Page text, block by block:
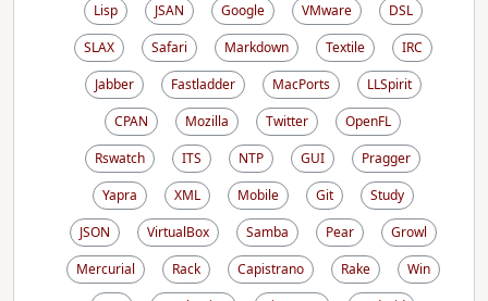
Lisp
JSAN Google VMware
DSL
SLAX
Safari Markdown Textile
IRC
Jabber
Fastladder MacPorts
LLSpirit
CPAN
Mozilla Twitter
OpenFL
Rswatch
ITS NTP GUI
Pragger
Yapra
XML Mobile Git
Study
JSON
VirtualBox Samba Pear
Growl
Mercurial
Rack Capistrano Rake
Win